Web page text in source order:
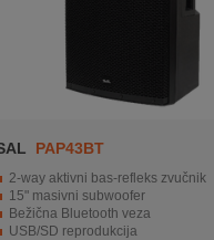
PAP43BT
2-way aktivni bas-refleks zvučnik
15" masivni subwoofer
Bežična Bluetooth veza
USB/SD reprodukcija